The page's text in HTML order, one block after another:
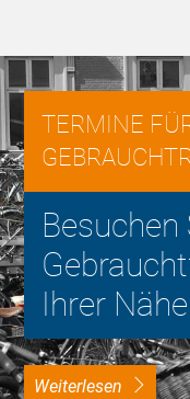
TERMINE
Ihrer Nähe
weiterlesen